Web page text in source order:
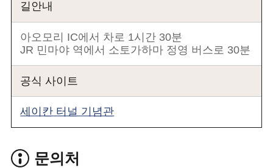
길안내
아오모리 IC에서 차로 1시간 30분
JR 민마야 역에서 소토가하마 정영 버스로 30분
공식 사이트
세이칸 터널 기념관
문의처